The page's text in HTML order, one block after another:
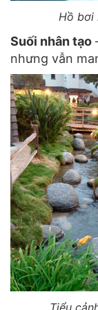
Hồ bơi
Suối nhân tạo
nhưng vẫn
Tiểu